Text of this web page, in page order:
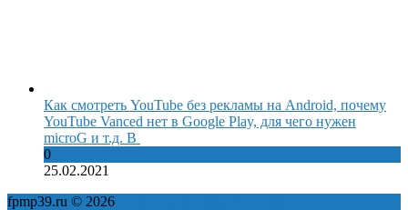
Как смотреть YouTube без рекламы на Android, почему
YouTube Vanced нет в Google Play, для чего нужен
microG и т.д. В
0
25.02.2021
fpmp39.ru © 2026